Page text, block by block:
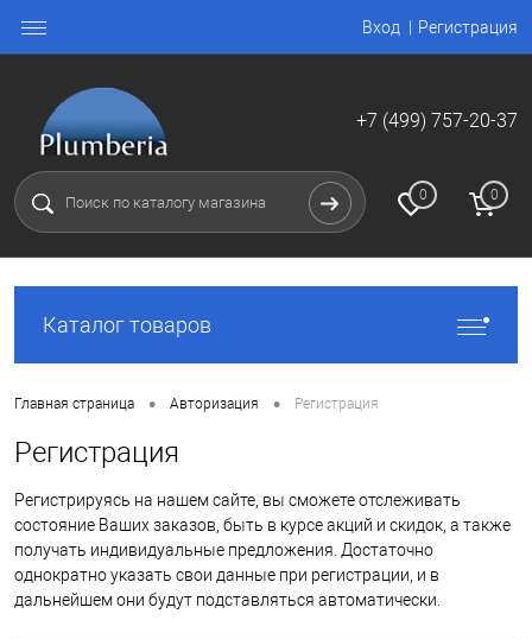
Вход Регистрация
+7 (499) 757-20-37
0 0
Каталог товаров
Главная страница • Авторизация • Регистрация
Регистрация
Регистрируясь на нашем сайте, вы сможете отслеживать
состояние Ваших заказов, быть в курсе акций и скидок, а также
получать индивидуальные предложения. Достаточно
однократно указать свои данные при регистрации, и в
дальнейшем они будут подставляться автоматически.